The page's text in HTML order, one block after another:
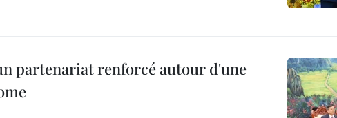
partenariat renforcé autour d'une